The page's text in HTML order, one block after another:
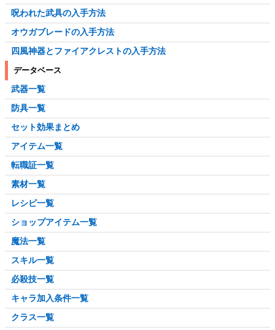
呪われた武具の入手方法
オウガブレードの入手方法
四風神器とファイアクレストの入手方法
データベース
武器一覧
防具一覧
セット効果まとめ
アイテム一覧
転職証一覧
素材一覧
レシピ一覧
ショップアイテム一覧
魔法一覧
スキル一覧
必殺技一覧
キャラ加入条件一覧
クラス一覧